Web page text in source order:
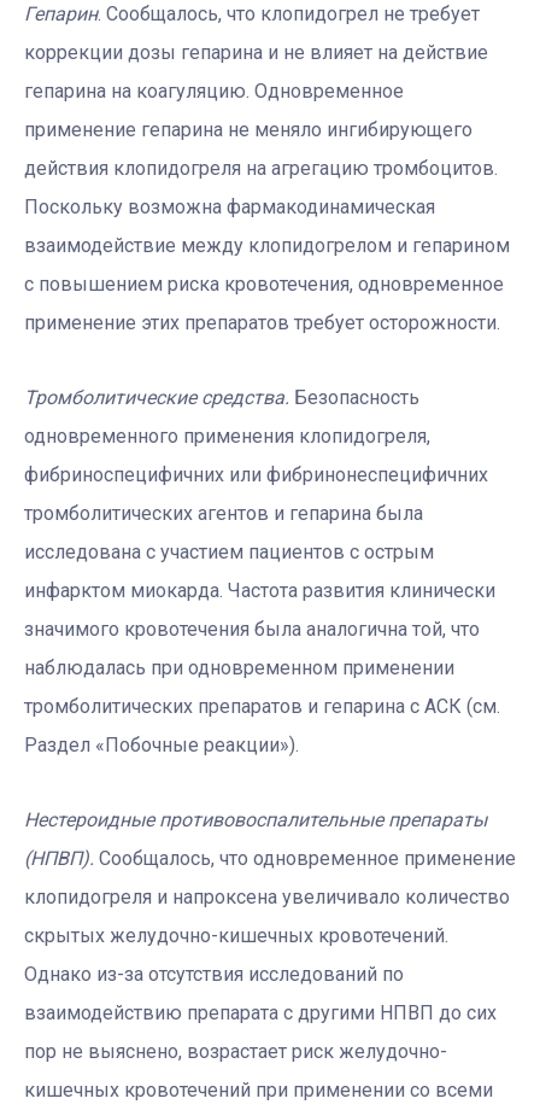
Гепарин. Сообщалось, что клопидогрел не требует
коррекции дозы гепарина и не влияет на действие
гепарина на коагуляцию. Одновременное
применение гепарина не меняло ингибирующего
действия клопидогреля на агрегацию тромбоцитов.
Поскольку возможна фармакодинамическая
взаимодействие между клопидогрелом и гепарином
с повышением риска кровотечения, одновременное
применение этих препаратов требует осторожности.
Тромболитические средства. Безопасность
одновременного применения клопидогреля,
фибриноспецифичних или фибринонеспецифичних
тромболитических агентов и гепарина была
исследована с участием пациентов с острым
инфарктом миокарда. Частота развития клинически
значимого кровотечения была аналогична той, что
наблюдалась при одновременном применении
тромболитических препаратов и гепарина с АСК (см.
Раздел «Побочные реакции»).
Нестероидные противовоспалительные препараты
(НПВП). Сообщалось, что одновременное применение
клопидогреля и напроксена увеличивало количество
скрытых желудочно-кишечных кровотечений.
Однако из-за отсутствия исследований по
взаимодействию препарата с другими НПВП до сих
пор не выяснено, возрастает риск желудочно-
кишечных кровотечений при применении со всеми